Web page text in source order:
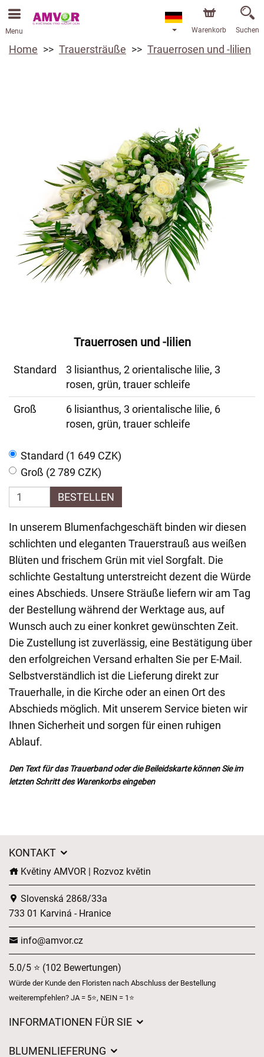
Menu Warenkorb Suchen
Home Trauersträuße Trauerrosen und -lilien
Trauerrosen und -lilien
Standard
3 lisianthus, 2 orientalische lilie, 3
rosen, grün, trauer schleife
Groß
6 lisianthus, 3 orientalische lilie, 6
rosen, grün, trauer schleife
Standard (1 649 CZK)
Groß (2 789 CZK)
BESTELLEN
In unserem Blumenfachgeschäft binden wir diesen
schlichten und eleganten Trauerstrauß aus weißen
Blüten und frischem Grün mit viel Sorgfalt. Die
schlichte Gestaltung unterstreicht dezent die Würde
eines Abschieds. Unsere Sträuße liefern wir am Tag
der Bestellung während der Werktage aus, auf
Wunsch auch zu einer konkret gewünschten Zeit.
Die Zustellung ist zuverlässig, eine Bestätigung über
den erfolgreichen Versand erhalten Sie per E-Mail.
Selbstverständlich ist die Lieferung direkt zur
Trauerhalle, in die Kirche oder an einen Ort des
Abschieds möglich. Mit unserem Service bieten wir
Ihnen Sicherheit und sorgen für einen ruhigen
Ablauf.
Den Text für das Trauerband oder die Beileidskarte können Sie im
letzten Schritt des Warenkorbs eingeben
KONTAKT
Květiny AMVOR | Rozvoz květin
Slovenská 2868/33a
733 01 Karviná - Hranice
info@amvor.cz
5.0/5 ⭐ (102 Bewertungen)
Würde der Kunde den Floristen nach Abschluss der Bestellung
weiterempfehlen? JA = 5⭐, NEIN = 1⭐
INFORMATIONEN FÜR SIE
BLUMENLIEFERUNG